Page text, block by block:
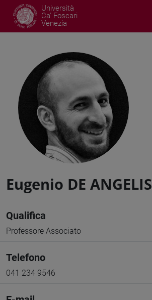
Università
Ca' Foscari
Venezia
Eugenio DE ANGELIS
Qualifica
Professore Associato
Telefono
041 234 9546